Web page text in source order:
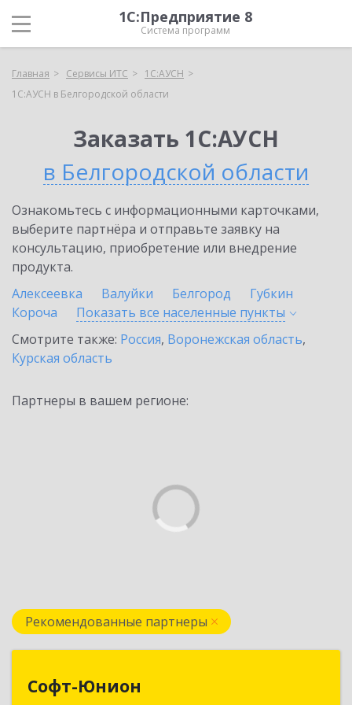
1С:Предприятие 8
Система программ
Главная Сервисы ИТС
1С:АУСН
1С:АУСН в Белгородской области
Заказать 1С:АУСН
в Белгородской области
Ознакомьтесь с информационными карточками,
выберите партнёра и отправьте заявку на
консультацию, приобретение или внедрение
продукта.
Алексеевка
Валуйки Белгород
Губкин
Короча
Показать все населенные пункты
Смотрите также: Россия, Воронежская область,
Курская область
Партнеры в вашем регионе:
Рекомендованные партнеры
Софт-Юнион